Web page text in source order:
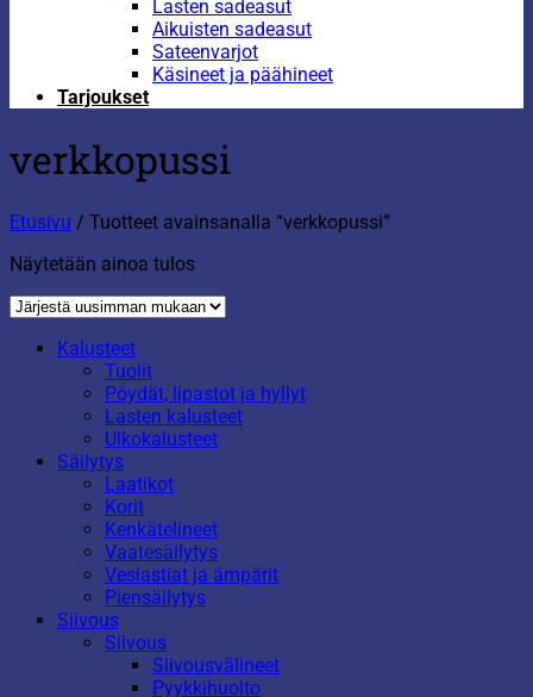
Lasten sadeasut
Aikuisten sadeasut
Sateenvarjot
Käsineet ja päähineet
Tarjoukset
verkkopussi
Etusivu / Tuotteet avainsanalla “verkkopussi”
Näytetään ainoa tulos
Kalusteet
Tuolit
Pöydät, lipastot ja hyllyt
Lasten kalusteet
Ulkokalusteet
Säilytys
Laatikot
Korit
Kenkätelineet
Vaatesäilytys
Vesiastiat ja ämpärit
Piensäilytys
Siivous
Siivous
Siivousvälineet
Pyykkihuolto